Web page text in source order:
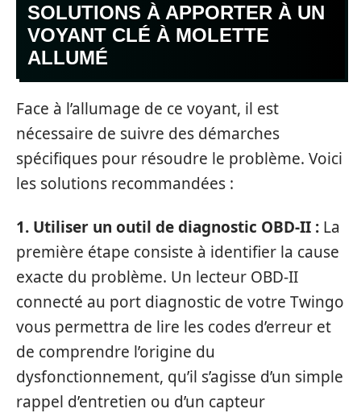
SOLUTIONS À APPORTER À UN
VOYANT CLÉ À MOLETTE
ALLUMÉ
Face à l’allumage de ce voyant, il est
nécessaire de suivre des démarches
spécifiques pour résoudre le problème. Voici
les solutions recommandées :
1. Utiliser un outil de diagnostic OBD-II : La
première étape consiste à identifier la cause
exacte du problème. Un lecteur OBD-II
connecté au port diagnostic de votre Twingo
vous permettra de lire les codes d’erreur et
de comprendre l’origine du
dysfonctionnement, qu’il s’agisse d’un simple
rappel d’entretien ou d’un capteur